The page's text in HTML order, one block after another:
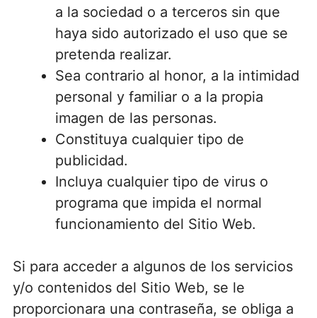
a la sociedad o a terceros sin que
haya sido autorizado el uso que se
pretenda realizar.
Sea contrario al honor, a la intimidad
personal y familiar o a la propia
imagen de las personas.
Constituya cualquier tipo de
publicidad.
Incluya cualquier tipo de virus o
programa que impida el normal
funcionamiento del Sitio Web.
Si para acceder a algunos de los servicios
y/o contenidos del Sitio Web, se le
proporcionara una contraseña, se obliga a